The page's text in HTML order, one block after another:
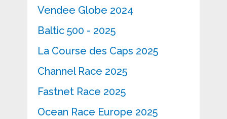
Vendee Globe 2024
Baltic 500 - 2025
La Course des Caps 2025
Channel Race 2025
Fastnet Race 2025
Ocean Race Europe 2025